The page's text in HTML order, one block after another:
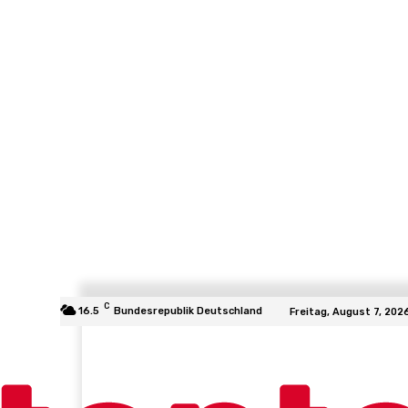
16.5 C Bundesrepublik Deutschland Freitag, August 7,